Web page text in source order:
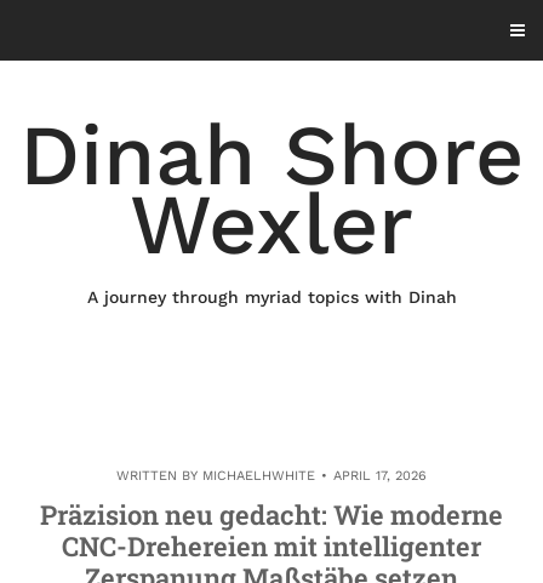
content
Dinah Shore
Wexler
A journey through myriad topics with Dinah
WRITTEN BY MICHAELHWHITE APRIL 17, 2026
Präzision neu gedacht: Wie moderne
CNC-Drehereien mit intelligenter